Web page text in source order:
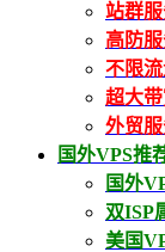
站群
高防
不限
超大
外贸
国外VPS推
国外
双ISP
美国